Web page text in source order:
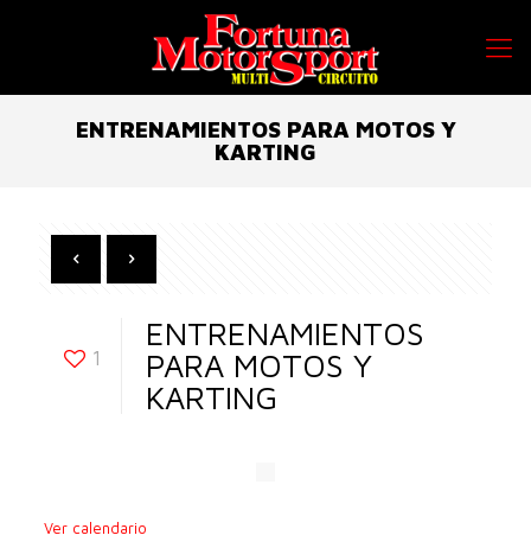
ENTRENAMIENTOS PARA MOTOS Y
KARTING
1
ENTRENAMIENTOS
PARA MOTOS Y
KARTING
Ver calendario